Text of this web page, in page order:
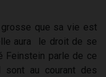
que sa vie est
aura le droit de se
Feinstein parle de ce
sont au courant des